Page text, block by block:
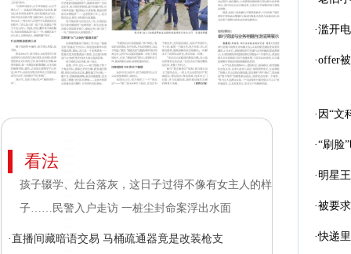
看法
孩子辍学、灶台落灰，这日子过得不像有女主人的样
子……民警入户走访 一桩尘封命案浮出水面
·直播间藏暗语交易 马桶疏通器竟是改装枪支
·滥开
·offer
·因“文
·“刷脸
·明星
·被要
·快递